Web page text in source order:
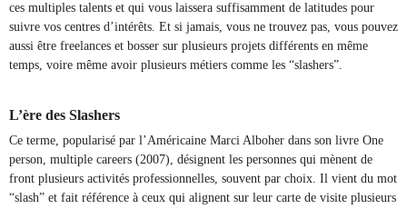
ces multiples talents et qui vous laissera suffisamment de latitudes pour
suivre vos centres d’intérêts. Et si jamais, vous ne trouvez pas, vous pouvez
aussi être freelances et bosser sur plusieurs projets différents en même
temps, voire même avoir plusieurs métiers comme les “slashers”.
L’ère des Slashers
Ce terme, popularisé par l’Américaine Marci Alboher dans son livre One
person, multiple careers (2007), désignent les personnes qui mènent de
front plusieurs activités professionnelles, souvent par choix. Il vient du mot
“slash” et fait référence à ceux qui alignent sur leur carte de visite plusieurs